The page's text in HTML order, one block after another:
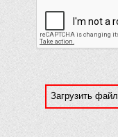
Загрузить файл